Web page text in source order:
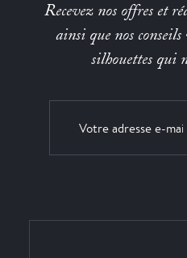
Recevez nos offres et
ainsi que nos
silhouettes qui